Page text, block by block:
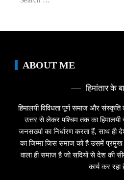
ABOUT ME
हिमांतार के
हिमालयी विविधता पूर्ण समाज और
उत्तर से लेकर पश्चिम तक का
जनसख्यां का निर्धारण करता हैं, साथ ही
का जिम्मा जिस समाज को है उसमें
वाला ही समाज है जो सदियों से देश की
कार्य कर रहा